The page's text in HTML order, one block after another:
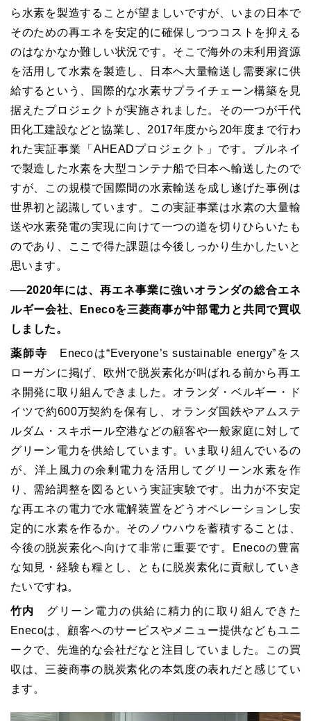
ら水素を製造することが望ましいですが、いまの日本で
そのための再エネを安定的に確保しつつコストを抑える
のはなかなか難しい状況です。そこで海外の未利用資源
を活用して水素を製造し、日本へ大量輸送し需要家に供
給するという、国際的な水素サプライチェーン構築を見
据えたプロジェクトが実施されました。その一つが千代
田化工建設などと協業し、2017年度から20年度まで行わ
れた実証事業「AHEADプロジェクト」です。ブルネイ
で製造した水素を大型コンテナ船で日本へ輸送したので
すが、この規模で国際間の水素輸送を成し遂げた事例は
世界初と認識しています。この実証事業は水素の大量輸
送や水素発電の実現に向けて一つの道を切りひらいたも
のであり、ここで得た課題は今後しっかり生かしたいと
思います。
──2020年には、再エネ事業に強いオランダの総合エネ
ルギー会社、Enecoを三菱商事が中部電力と共同で買収
しました。
薬師寺 Enecoは“Everyone’s sustainable energy”をス
ローガンに掲げ、欧州で脱炭素化が叫ばれる前から再エ
ネ開発に取り組んできました。オランダ・ベルギー・ド
イツで約600万契約を保有し、オランダ国鉄やアムステ
ルダム・スキポール空港などの顧客や一般家庭に対して
グリーン電力を供給しています。いま取り組んでいるの
が、洋上風力の余剰電力を活用してグリーン水素を作
り、需給調整を図るという実証実験です。出力が不安定
な再エネの電力で水電解装置をどうオペレーションし安
定的に水素を作るか。そのノウハウを蓄積することは、
今後の脱炭素化へ向けて非常に重要です。Enecoの豊富
な知見・経験も糧とし、ともに脱炭素化に貢献していき
たいですね。
竹内
グリーン電力の供給に精力的に取り組んできた
Enecoは、顧客へのサービスやメニュー提供などもユニ
ークで、先進的な会社だなと注目していました。この買
収は、三菱商事の脱炭素化の本気度の表れだと感じてい
ます。